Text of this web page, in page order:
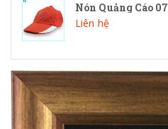
Nón Quảng Cáo 07
Liên hệ